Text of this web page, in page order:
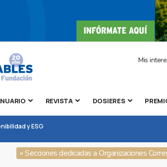
Mis
REVISTA DOSIERES
y ESG
» Secciones dedicadas a Organizaciones